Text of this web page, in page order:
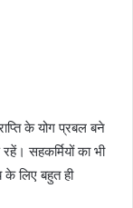
के योग प्रबल बने
सहकर्मियों का भी
के लिए बहुत ही